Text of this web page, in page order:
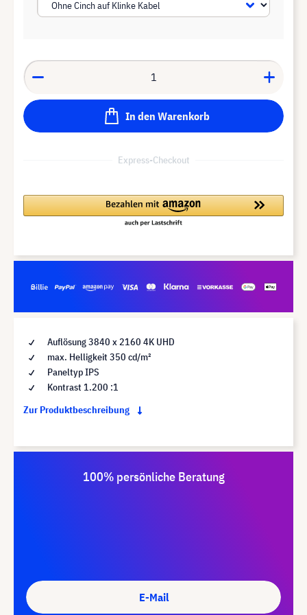
In den Warenkorb
Express-Checkout
Auflösung 3840 x 2160 4K UHD
max. Helligkeit 350 cd/m²
Paneltyp IPS
Kontrast 1.200 :1
Zur Produktbeschreibung
100% persönliche Beratung
E-Mail